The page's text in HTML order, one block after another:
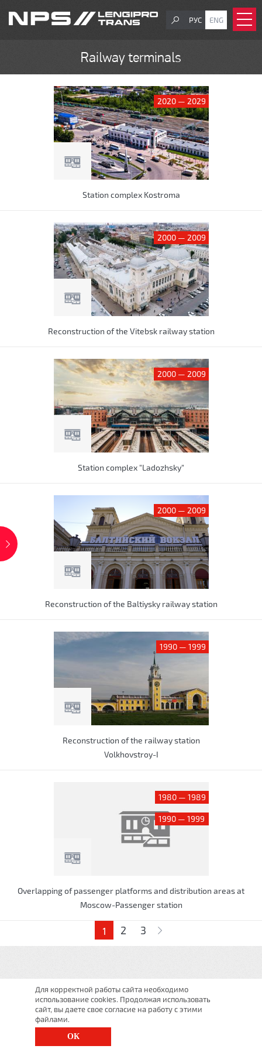
РУС ENG
Railway terminals
2020 — 2029
Station complex Kostroma
2000 — 2009
Reconstruction of the Vitebsk railway station
2000 — 2009
Station complex "Ladozhsky"
2000 — 2009
Reconstruction of the Baltiysky railway station
1990 — 1999
Reconstruction of the railway station
Volkhovstroy-I
1980 — 1989
1990 — 1999
Overlapping of passenger platforms and distribution areas at
Moscow-Passenger station
1 2 3
Для корректной работы сайта необходимо
использование cookies. Продолжая использовать
сайт, вы даете свое согласие на работу с этими
файлами.
ОК